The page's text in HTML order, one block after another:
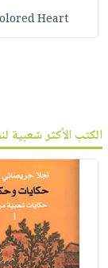
Heart
الكتب الأكثر شعبية